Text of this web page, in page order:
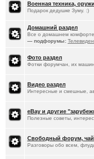
Военная техника,
Подарок дедушке Зуму. :)
Домашний раздел
Все о домашнем комфорте
— подфорумы:
Фото раздел
Фотки форумчан, их
Видео раздел
Интересные и смешные,
eBay и другие
Полезные советы,
Свободный форум,
Разговоры обо всем,